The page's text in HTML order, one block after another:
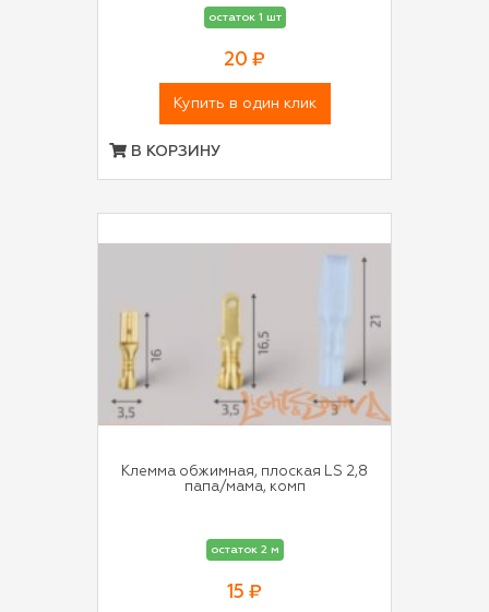
остаток 1 шт
20 ₽
Купить в один клик
В КОРЗИНУ
Клемма обжимная, плоская LS 2,8
папа/мама, комп
остаток 2 м
15 ₽